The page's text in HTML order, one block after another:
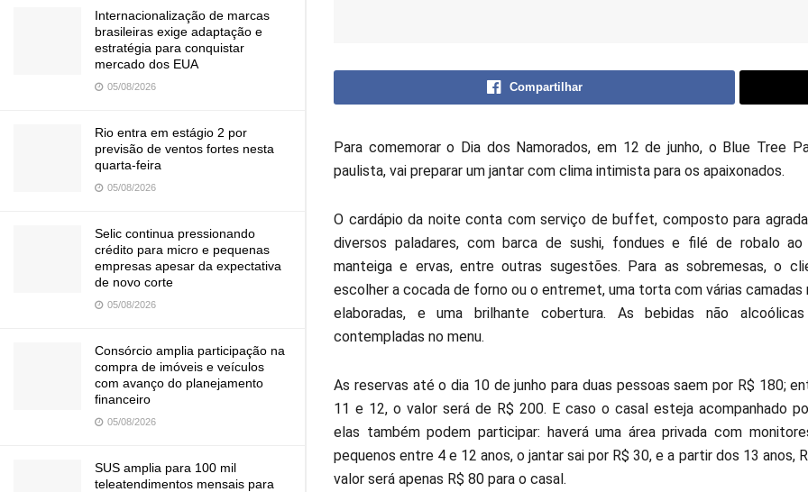
Internacionalização de marcas
brasileiras exige adaptação e
estratégia para conquistar
mercado dos EUA
05/08/2026
Rio entra em estágio 2 por
previsão de ventos fortes nesta
quarta-feira
05/08/2026
Selic continua pressionando
crédito para micro e pequenas
empresas apesar da expectativa
de novo corte
05/08/2026
Consórcio amplia participação na
compra de imóveis e veículos
com avanço do planejamento
financeiro
05/08/2026
SUS amplia para 100 mil
teleatendimentos mensais para
Compartilhar
Para comemorar o Dia dos Namorados, em 12 de junho, o Blue Tree
paulista, vai preparar um jantar com clima intimista para os apaixonados.
O cardápio da noite conta com serviço de buffet, composto para
diversos paladares, com barca de sushi, fondues e filé de robalo
manteiga e ervas, entre outras sugestões. Para as sobremesas, o
escolher a cocada de forno ou o entremet, uma torta com várias camadas
elaboradas, e uma brilhante cobertura. As bebidas não
contempladas no menu.
As reservas até o dia 10 de junho para duas pessoas saem por R$ 180;
11 e 12, o valor será de R$ 200. E caso o casal esteja acompanhado
elas também podem participar: haverá uma área privada com
pequenos entre 4 e 12 anos, o jantar sai por R$ 30, e a partir dos 13
valor será apenas R$ 80 para o casal.